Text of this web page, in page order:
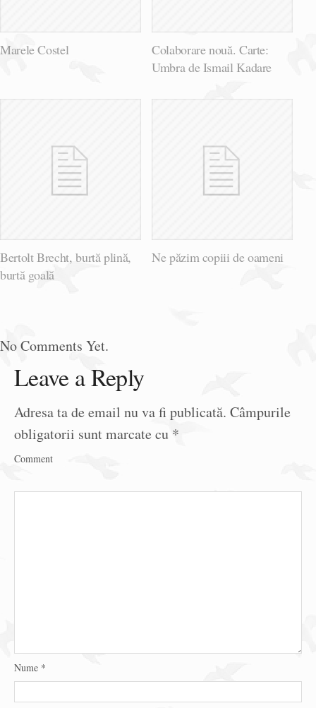
Marele Costel
Colaborare nouă. Carte:
Umbra de Ismail Kadare
Bertolt Brecht, burtă plină,
burtă goală
Ne păzim copiii de oameni
No Comments Yet.
Leave a Reply
Adresa ta de email nu va fi publicată. Câmpurile
obligatorii sunt marcate cu *
Comment
Nume *